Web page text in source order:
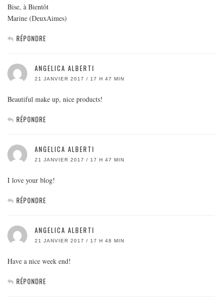
Bise, à Bientôt
Marine (DeuxAimes)
RÉPONDRE
ANGELICA ALBERTI
21 JANVIER 2017 / 17 H 47 MIN
Beautiful make up, nice products!
RÉPONDRE
ANGELICA ALBERTI
21 JANVIER 2017 / 17 H 47 MIN
I love your blog!
RÉPONDRE
ANGELICA ALBERTI
21 JANVIER 2017 / 17 H 48 MIN
Have a nice week end!
RÉPONDRE